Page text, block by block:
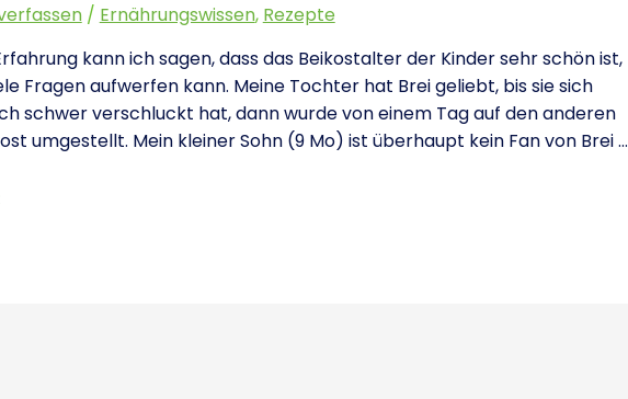
/ Ernährungswissen, Rezepte
kann ich sagen, dass das Beikostalter der Kinder sehr schön ist,
Fragen aufwerfen kann. Meine Tochter hat Brei geliebt, bis sie sich
schwer verschluckt hat, dann wurde von einem Tag auf den anderen
umgestellt. Mein kleiner Sohn (9 Mo) ist überhaupt kein Fan von Brei …